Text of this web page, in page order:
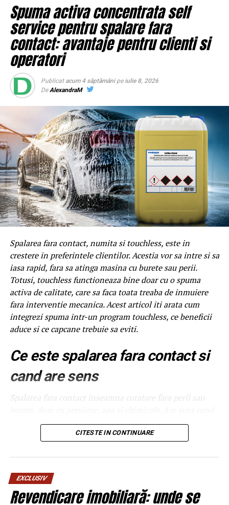
BrailaMEA.ro
ARTICOLE PE ACEIASI TEMA: PRIMA
URMATORUL
De ce sunt la mare căutare valizele în România | BrailaMEA
NU RATATI
O tânără a urcat beată la volan și a blocat o stradă întreagă
| BrailaMEA
Spuma activa concentrata self
service pentru spalare fara
contact: avantaje pentru clienti si
operatori
Publicat acum 4 săptămâni pe iulie 8, 2026
De AlexandraM
Spalarea fara contact, numita si touchless, este in
crestere in preferintele clientilor. Acestia vor sa intre si sa
iasa rapid, fara sa atinga masina cu burete sau perii.
Totusi, touchless functioneaza bine doar cu o spuma
activa de calitate, care sa faca toata treaba de inmuiere
fara interventie mecanica. Acest articol iti arata cum
integrezi spuma intr-un program touchless, ce beneficii
aduce si ce capcane trebuie sa eviti.
Ce este spalarea fara contact si
cand are sens
Spalarea fara contact inseamna curatare fara perii sau
clientii vor serviciu rapid, cand masinile au suprafete
delicate sau cand traficul este foarte mare si nu ai timp
foarte murdare, cu noroi intarit, caz in care touchless nu
poate face totul. Pentru o spalatorie medie, combinatia
intre touchless si un program cu perii pentru cazurile
extreme da cel mai bun echilibru intre cost si calitate.
CITESTE IN CONTINUARE
EXCLUSIV
Revendicare imobiliară: unde se